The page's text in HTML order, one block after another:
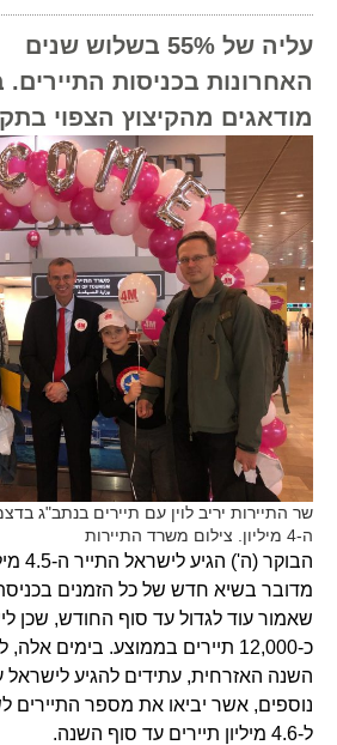
עליה של 55% בשלוש שנים
האחרונות בכניסות
מודאגים מהקיצוץ הצפוי
שר התיירות יריב לוין עם תיירים בנתב"ג
ה-4 מיליון. צילום משרד התיירות
מדובר בשיא חדש של כל הזמנים
שאמור עוד לגדול עד סוף החודש, שכן
כ-12,000 תיירים בממוצע. בימים
השנה האזרחית, עתידים להגיע לישראל
נוספים, אשר יביאו את מספר התיירים
ל-4.6 מיליון תיירים עד סוף השנה.